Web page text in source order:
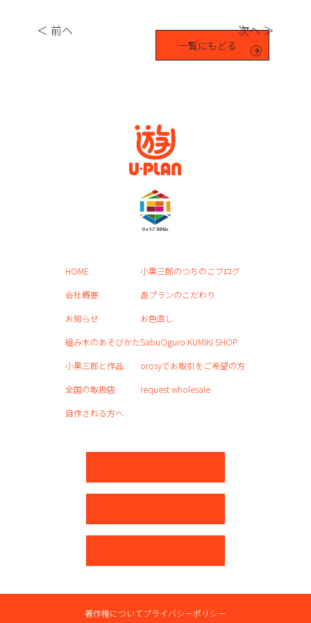
＜ 前へ
一覧にもどる
次へ ＞
HOME
会社概要
お知らせ
組み木のあそびかた
小黒三郎と作品
全国の取扱店
自作される方へ
小黒三郎のつちのこブログ
遊プランのこだわり
お色直し
SabuOguro KUMIKI SHOP
orosyでお取引をご希望の方
request wholesale
著作権についてプライバシーポリシー